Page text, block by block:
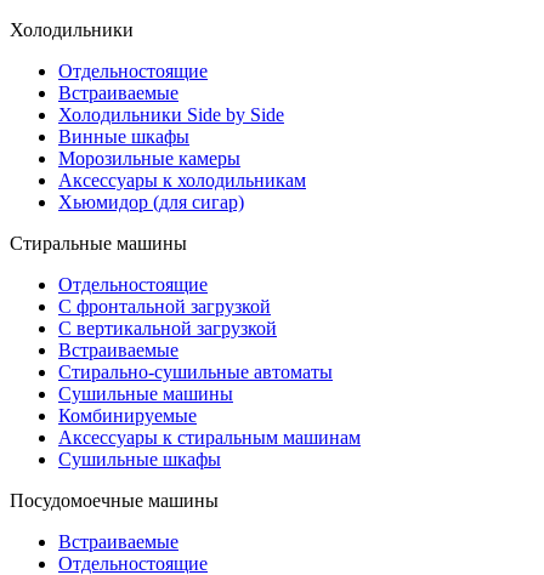
Холодильники
Отдельностоящие
Встраиваемые
Холодильники Side by Side
Винные шкафы
Морозильные камеры
Аксессуары к холодильникам
Хьюмидор (для сигар)
Стиральные машины
Отдельностоящие
С фронтальной загрузкой
С вертикальной загрузкой
Встраиваемые
Стирально-сушильные автоматы
Сушильные машины
Комбинируемые
Аксессуары к стиральным машинам
Сушильные шкафы
Посудомоечные машины
Встраиваемые
Отдельностоящие